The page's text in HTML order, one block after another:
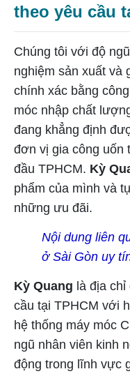
theo yêu cầu
Chúng tôi với độ
nghiệm sản xuất và
chính xác bằng
móc nhập chất
đang khẳng định
đơn vị gia công uốn
đầu TPHCM. Kỳ
phẩm của mình và
những ưu đãi.
Nội dung liên
ở Sài Gòn uy
Kỳ Quang là địa
cầu tại TPHCM với
hệ thống máy móc
ngũ nhân viên kinh
động trong lĩnh vực